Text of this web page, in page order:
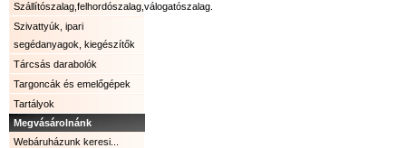
Szállítószalag,felhordószalag,válogatószalag.
Szivattyúk, ipari
segédanyagok, kiegészítők
Tárcsás darabolók
Targoncák és emelőgépek
Tartályok
Megvásárolnánk
Webáruházunk keresi...